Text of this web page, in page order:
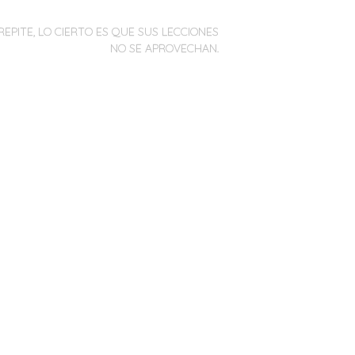
LO CIERTO ES QUE SUS LECCIONES
NO SE APROVECHAN.